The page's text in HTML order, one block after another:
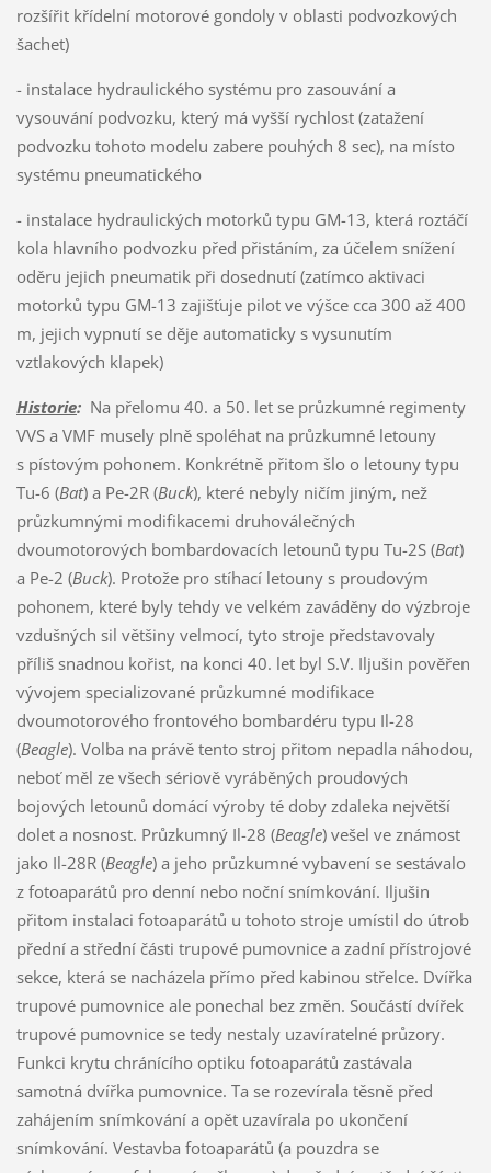
rozšířit křídelní motorové gondoly v oblasti podvozkových
šachet)
- instalace hydraulického systému pro zasouvání a
vysouvání podvozku, který má vyšší rychlost (zatažení
podvozku tohoto modelu zabere pouhých 8 sec), na místo
systému pneumatického
- instalace hydraulických motorků typu GM-13, která roztáčí
kola hlavního podvozku před přistáním, za účelem snížení
oděru jejich pneumatik při dosednutí (zatímco aktivaci
motorků typu GM-13 zajišťuje pilot ve výšce cca 300 až 400
m, jejich vypnutí se děje automaticky s vysunutím
vztlakových klapek)
Historie:Na přelomu 40. a 50. let se průzkumné regimenty
VVS a VMF musely plně spoléhat na průzkumné letouny
s pístovým pohonem. Konkrétně přitom šlo o letouny typu
Tu-6 (Bat) a Pe-2R (Buck), které nebyly ničím jiným, než
průzkumnými modifikacemi druhoválečných
dvoumotorových bombardovacích letounů typu Tu-2S (Bat)
a Pe-2 (Buck). Protože pro stíhací letouny s proudovým
pohonem, které byly tehdy ve velkém zaváděny do výzbroje
vzdušných sil většiny velmocí, tyto stroje představovaly
příliš snadnou kořist, na konci 40. let byl S.V. Iljušin pověřen
vývojem specializované průzkumné modifikace
dvoumotorového frontového bombardéru typu Il-28
(Beagle). Volba na právě tento stroj přitom nepadla náhodou,
neboť měl ze všech sériově vyráběných proudových
bojových letounů domácí výroby té doby zdaleka největší
dolet a nosnost. Průzkumný Il-28 (Beagle) vešel ve známost
jako Il-28R (Beagle) a jeho průzkumné vybavení se sestávalo
z fotoaparátů pro denní nebo noční snímkování. Iljušin
přitom instalaci fotoaparátů u tohoto stroje umístil do útrob
přední a střední části trupové pumovnice a zadní přístrojové
sekce, která se nacházela přímo před kabinou střelce. Dvířka
trupové pumovnice ale ponechal bez změn. Součástí dvířek
trupové pumovnice se tedy nestaly uzavíratelné průzory.
Funkci krytu chránícího optiku fotoaparátů zastávala
samotná dvířka pumovnice. Ta se rozevírala těsně před
zahájením snímkování a opět uzavírala po ukončení
snímkování. Vestavba fotoaparátů (a pouzdra se